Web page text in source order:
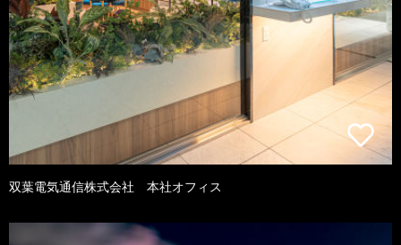
双葉電気通信株式会社 本社オフィス